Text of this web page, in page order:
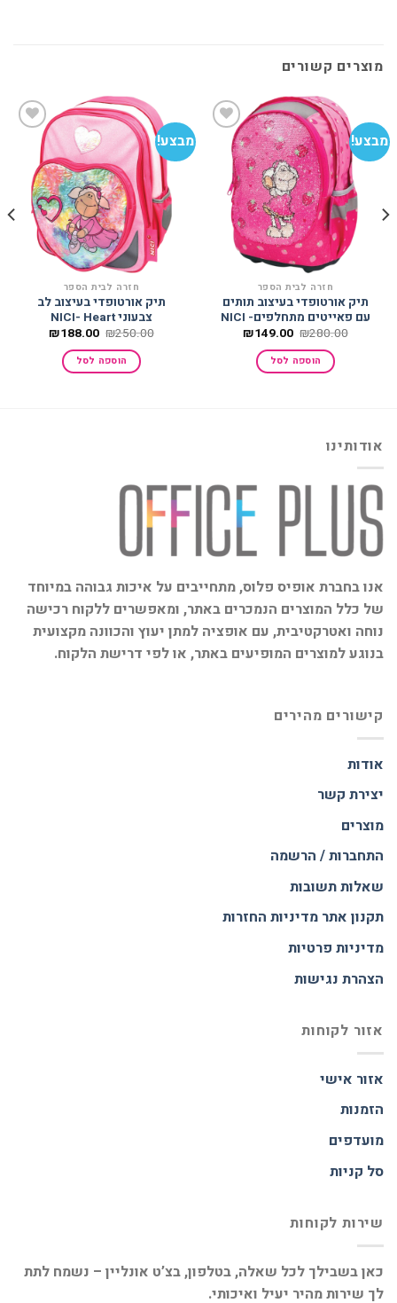
מוצרים קשורים
מבצע!
הוסף
למועדפים
חזרה לבית הספר
תיק אורטופדי בעיצוב תותים
עם פאייטים מתחלפים- NICI
₪280.00 המחיר
היה:
₪280.00.
₪149.00 המחיר
הוספה לסל
מבצע!
הוסף
למועדפים
חזרה לבית הספר
תיק אורטופדי בעיצוב לב
צבעוני NICI- Heart
₪250.00 המחיר
היה:
₪250.00.
₪188.00 המחיר
הוספה לסל
אודותינו
אנו בחברת אופיס פלוס, מתחייבים על איכות גבוהה במיוחד
של כלל המוצרים הנמכרים באתר, ומאפשרים ללקוח רכישה
נוחה ואטרקטיבית, עם אופציה למתן יעוץ והכוונה מקצועית
בנוגע למוצרים המופיעים באתר, או לפי דרישת הלקוח.
קישורים מהירים
אודות
יצירת קשר
מוצרים
התחברות / הרשמה
שאלות תשובות
תקנון אתרמדיניות החזרות
מדיניות פרטיות
הצהרת נגישות
אזור לקוחות
אזור אישי
הזמנות
מועדפים
סל קניות
שירות לקוחות
כאן בשבילך לכל שאלה, בטלפון, בצ’ט אונליין – נשמח לתת
לך שירות מהיר יעיל ואיכותי.